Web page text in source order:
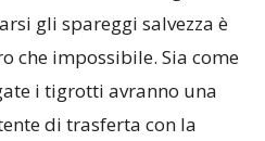
gli spareggi salvezza è
che impossibile. Sia come
i tigrotti avranno una
di trasferta con la